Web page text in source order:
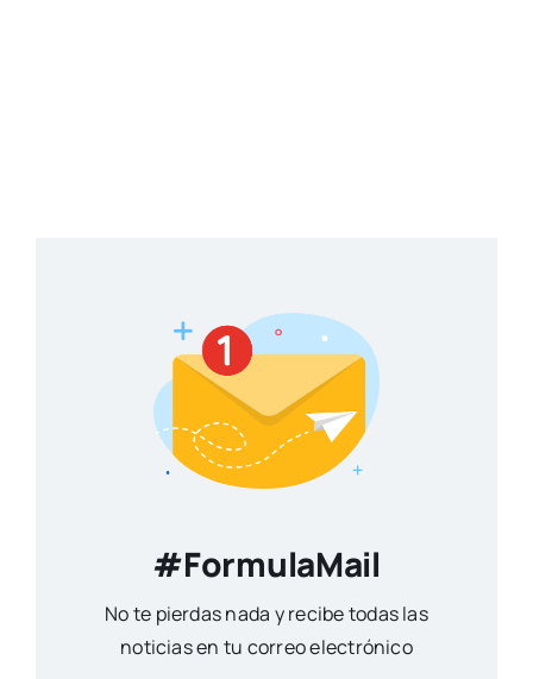
#FormulaMail
No te pierdas nada y recibe todas las
noticias en tu correo electrónico